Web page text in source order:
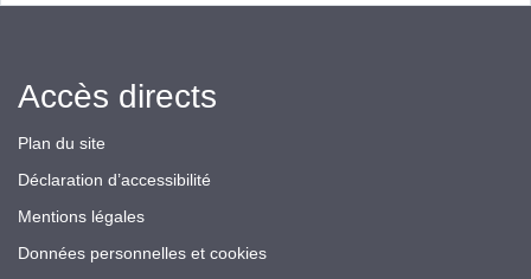
Accès directs
Plan du site
Déclaration d’accessibilité
Mentions légales
Données personnelles et cookies